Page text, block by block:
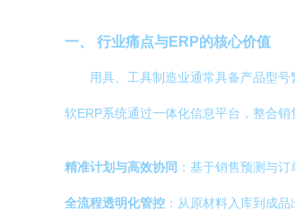
一、 行业痛点与ERP的核心价值
用具、工具制造业通常具备产品型
软ERP系统通过一体化信息平台，整合
精准计划与高效协同 ：基于销售预测与
全流程透明化管控 ：从原材料入库到成